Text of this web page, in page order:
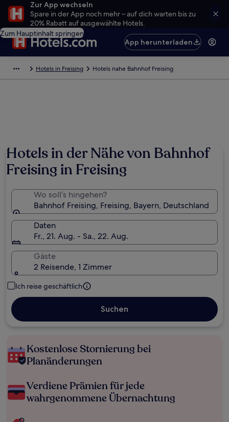
Zur App wechseln
Spare in der App noch mehr – auf dich warten bis zu
20% Rabatt auf ausgewählte Hotels.
Zum Hauptinhalt springen
App herunterladen
Hotels in Freising Hotels nahe Bahnhof Freising
Hotels in der Nähe von Bahnhof
Freising in Freising
Wo soll’s hingehen?
Bahnhof Freising, Freising, Bayern, Deutschland
Daten
Fr., 21. Aug. - Sa., 22. Aug.
Gäste
2 Reisende, 1 Zimmer
Ich reise geschäftlich
Suchen
Kostenlose Stornierung bei
Planänderungen
Verdiene Prämien für jede
wahrgenommene Übernachtung